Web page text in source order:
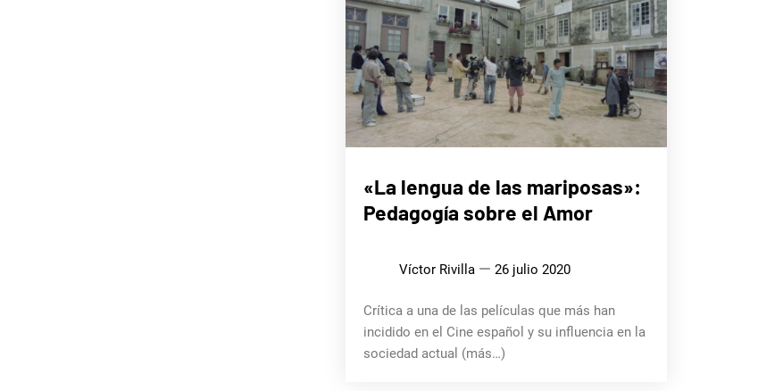
SERIES
Y TV
«La lengua de las mariposas»:
Pedagogía sobre el Amor
Víctor Rivilla 26 julio 2020
Crítica a una de las películas que más han
incidido en el Cine español y su influencia en la
sociedad actual (más…)